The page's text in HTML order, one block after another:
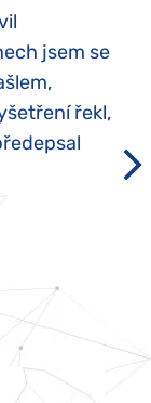
jsem se
řekl,